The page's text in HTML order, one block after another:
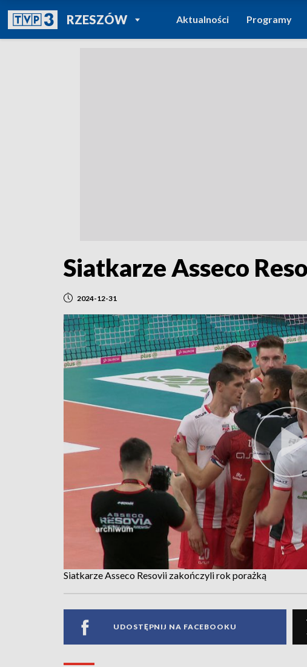
RZESZÓWPOWRÓT DO
TVP REGIONY
Aktualności Programy
Siatkarze Asseco
2024-12-31
Siatkarze Asseco Resovii zakończyli rok porażką
UDOSTĘPNIJ NA FACEBOOKU